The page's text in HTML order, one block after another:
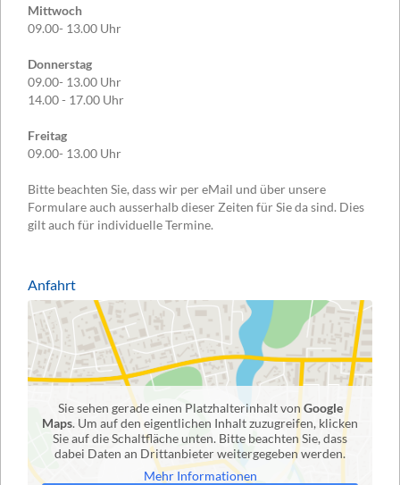
Mittwoch
09.00- 13.00 Uhr
Donnerstag
09.00- 13.00 Uhr
14.00 - 17.00 Uhr
Freitag
09.00- 13.00 Uhr
Bitte beachten Sie, dass wir per eMail und über unsere
Formulare auch ausserhalb dieser Zeiten für Sie da sind. Dies
gilt auch für individuelle Termine.
Anfahrt
Sie sehen gerade einen Platzhalterinhalt von Google
Maps. Um auf den eigentlichen Inhalt zuzugreifen, klicken
Sie auf die Schaltfläche unten. Bitte beachten Sie, dass
dabei Daten an Drittanbieter weitergegeben werden.
Mehr Informationen